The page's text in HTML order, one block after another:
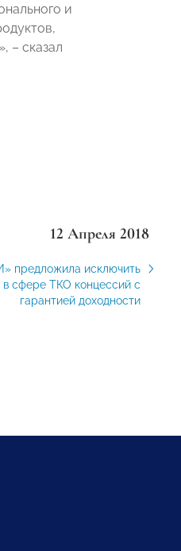
и
– сказал
12 Апреля 2018
предложила исключить
в сфере ТКО концессий с
гарантией доходности